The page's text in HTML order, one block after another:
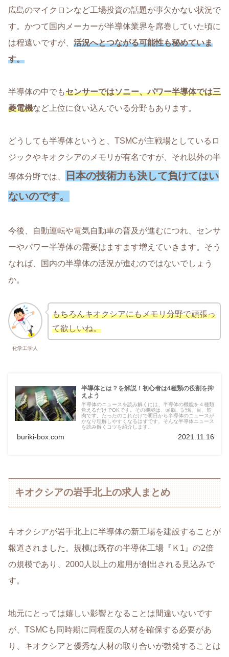
広島のマイクロンなど工場投資の話題が事欠かない状況で
す。かつて国内メーカーが半導体業界を席巻していた頃に
は程遠いですが、 活況へとつながる可能性も秘めていま
す。
半導体の中でもセンサーではソニー、パワー半導体では三
菱電機など上位に食い込んでいる分野もあります。
どうしても半導体というと、TSMCが主戦場としているロ
ジックやキオクシアのメモリが有名ですが、それ以外の半
導体分野では、
日本の技術力も決して負けてはい
ないのです。
今後、自動運転や電気自動車の普及が進むにつれ、センサ
ーやパワー半導体の需要はますます増えていきます。そう
なれば、国内の半導体の活況が進むのではないでしょう
か。
化学工学人
もちろんキオクシアにもメモリ分野で頑張っ
て欲しいね。
半導体とは？を解説！初心者は4種類の役割を抑
えよう
半導体のニュースを読み解くには、半導体の機能を４種類
覚えるだけでOKです。その機能は、頭脳、記憶、目、筋
肉です。たったのこれだけで明日から半導体のニュースが
かなり理解しやすくなるはずです。そんな半導体ニュース
を読み解くコツを紹介します。
buriki-box.com 2021.11.16
キオクシアの岩手北上の求人まとめ
キオクシアが岩手北上に半導体の新工場を建設することが
報道されました。規模は既存の半導体工場『Ｋ1』の2倍
の規模であり、2000人以上の雇用が創出される見込みで
す。
地元にとっては嬉しい影響となることは間違いないです
が、TSMCも同時期に同程度の人材を確保する必要があ
り、キオクシアと優秀な人材の取り合いが勃発することは